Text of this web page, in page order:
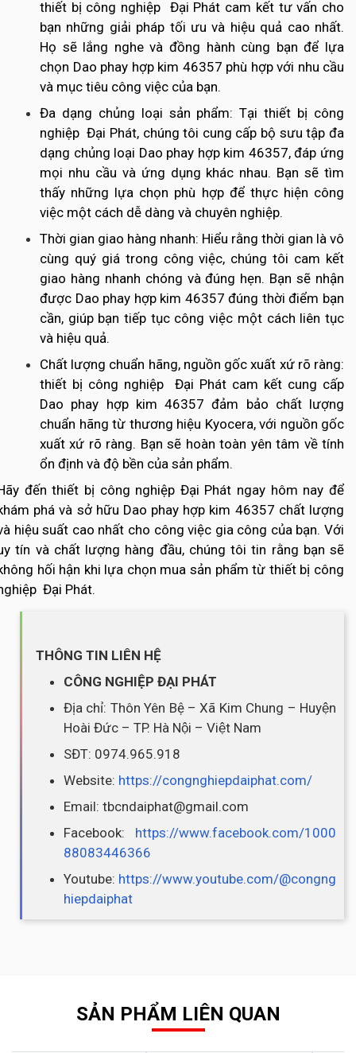
thiết bị công nghiệp Đại Phát cam kết tư vấn cho
bạn những giải pháp tối ưu và hiệu quả cao nhất.
Họ sẽ lắng nghe và đồng hành cùng bạn để lựa
chọn Dao phay hợp kim 46357 phù hợp với nhu cầu
và mục tiêu công việc của bạn.
Đa dạng chủng loại sản phẩm: Tại thiết bị công
nghiệp Đại Phát, chúng tôi cung cấp bộ sưu tập đa
dạng chủng loại Dao phay hợp kim 46357, đáp ứng
mọi nhu cầu và ứng dụng khác nhau. Bạn sẽ tìm
thấy những lựa chọn phù hợp để thực hiện công
việc một cách dễ dàng và chuyên nghiệp.
Thời gian giao hàng nhanh: Hiểu rằng thời gian là vô
cùng quý giá trong công việc, chúng tôi cam kết
giao hàng nhanh chóng và đúng hẹn. Bạn sẽ nhận
được Dao phay hợp kim 46357 đúng thời điểm bạn
cần, giúp bạn tiếp tục công việc một cách liên tục
và hiệu quả.
Chất lượng chuẩn hãng, nguồn gốc xuất xứ rõ ràng:
thiết bị công nghiệp Đại Phát cam kết cung cấp
Dao phay hợp kim 46357 đảm bảo chất lượng
chuẩn hãng từ thương hiệu Kyocera, với nguồn gốc
xuất xứ rõ ràng. Bạn sẽ hoàn toàn yên tâm về tính
ổn định và độ bền của sản phẩm.
đến thiết bị công nghiệp Đại Phát ngay hôm nay để
phá và sở hữu Dao phay hợp kim 46357 chất lượng
hiệu suất cao nhất cho công việc gia công của bạn. Với
tín và chất lượng hàng đầu, chúng tôi tin rằng bạn sẽ
hối hận khi lựa chọn mua sản phẩm từ thiết bị công
Đại Phát.
THÔNG TIN LIÊN HỆ
CÔNG NGHIỆP ĐẠI PHÁT
Địa chỉ: Thôn Yên Bệ – Xã Kim Chung – Huyện
Hoài Đức – TP. Hà Nội – Việt Nam
SĐT: 0974.965.918
Website: https://congnghiepdaiphat.com/
Email: tbcndaiphat@gmail.com
Facebook: https://www.facebook.com/1000
88083446366
Youtube: https://www.youtube.com/@congng
hiepdaiphat
SẢN PHẨM LIÊN QUAN